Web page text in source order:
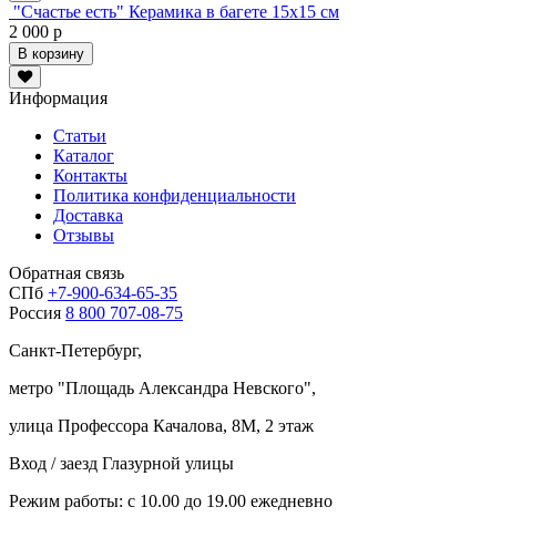
"Счастье есть" Керамика в багете 15х15 см
2 000 р
В корзину
Информация
Статьи
Каталог
Контакты
Политика конфиденциальности
Доставка
Отзывы
Обратная связь
СПб +7-900-634-65-35
Россия 8 800 707-08-75
Санкт-Петербург,
метро "Площадь Александра Невского",
улица Профессора Качалова, 8М, 2 этаж
Вход / заезд Глазурной улицы
Режим работы: с 10.00 до 19.00 ежедневно